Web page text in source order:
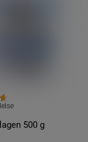
500 g